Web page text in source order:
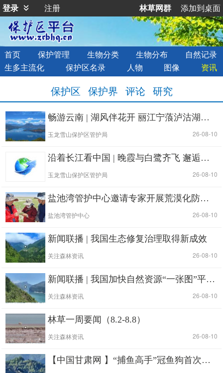
登录 注册 林草网群 添加到桌面
首页 保护管理 生物分类 生物分布
自然记录
生多主流化
保护区名录 人物 图像 资讯
保护区 保护界 评论 研究
畅游云南 | 湖风伴花开 丽江宁蒗泸沽湖邀你邂逅20℃惬意凉夏
玉龙雪山保护区管护局 | 26-08-10
沿着长江看中国 | 晚霞与白鹭齐飞 邂逅丽江拉市海的治愈黄昏
玉龙雪山保护区管护局 | 26-08-10
盐池湾管护中心邀请专家开展荒漠化防治调研
盐池湾管护中心 | 26-08-10
新闻联播 | 我国生态修复治理取得新成效
关注森林资讯 | 26-08-10
新闻联播 | 我国加快自然资源“一张图”平台建设
关注森林资讯 | 26-08-10
林草一周要闻（8.2-8.8）
关注森林资讯 | 26-08-10
【中国甘肃网 】“捕鱼高手”冠鱼狗首次现身甘肃太子山国家级自然保护区